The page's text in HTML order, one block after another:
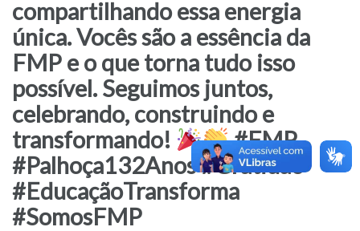
compartilhando essa energia
única. Vocês são a essência da
FMP e o que torna tudo isso
possível. Seguimos juntos,
celebrando, construindo e
transformando!
#FMP
#Palhoça132Anos #Gratidão
#EducaçãoTransforma
#SomosFMP